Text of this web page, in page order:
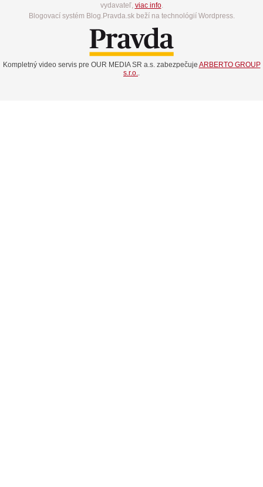
vydavateľ, viac info.
Blogovací systém Blog.Pravda.sk beží na technológií Wordpress.
Kompletný video servis pre OUR MEDIA SR a.s. zabezpečuje ARBERTO GROUP
s.r.o..